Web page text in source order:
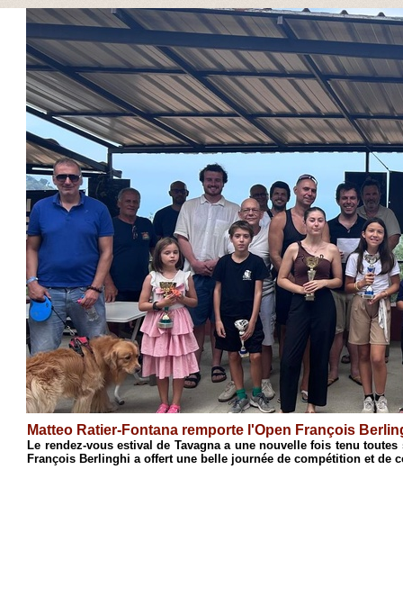
l'Open François Berlinghi
a une nouvelle fois tenu toutes ses promesses. Organisé à
belle journée de compétition et de convivialité, conclue par la nette...